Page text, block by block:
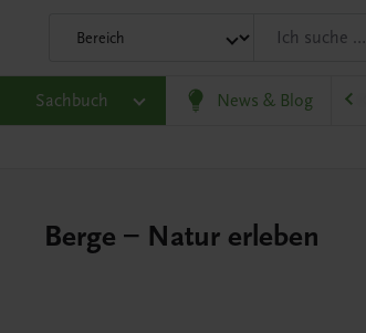
Sachbuch News & Blog
und Wirtschaft Karriere und Beruf
Berge – Natur erleben